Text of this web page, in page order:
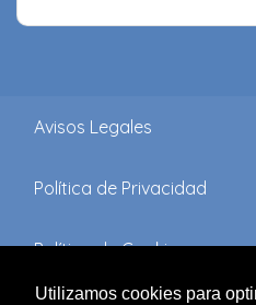
Utilizamos cookies para
Avisos Legales
Política de Privacidad
Política de Cookies